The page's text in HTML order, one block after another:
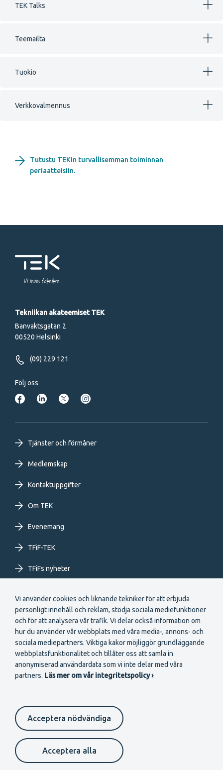
Vi använder cookies och liknande tekniker för att erbjuda
personligt innehåll och reklam, stödja sociala mediefunktioner
och för att analysera vår trafik. Vi delar också information om
hur du använder vår webbplats med våra media-, annons- och
sociala mediepartners. Viktiga kakor möjliggör grundläggande
webbplatsfunktionalitet och tillåter oss att samla in
anonymiserad användardata som vi inte delar med våra
partners. Läs mer om vår integritetspolicy ›
Acceptera nödvändiga
Acceptera alla
TEK Talks
Teemailta
Tuokio
Verkkovalmennus
Tutustu TEKin turvallisemman toiminnan
periaatteisiin.
Vi inom tekniken
Tekniikan akateemiset TEK
Banvaktsgatan 2
00520 Helsinki
(09) 229 121
Följ oss
Footer
primary
menu
SV
Tjänster och förmåner
Medlemskap
Kontaktuppgifter
Om TEK
Evenemang
TFiF-TEK
TFiFs nyheter
Secondary
SV
Bli medlem
Footer
Anmälningskanal Cookie-inställningar
Kontakta oss
Suomeksi In English På svenska